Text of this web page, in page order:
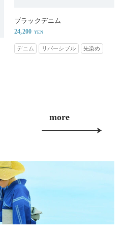
ブラックデニム
24,200
デニム リバーシブル 先染め
more